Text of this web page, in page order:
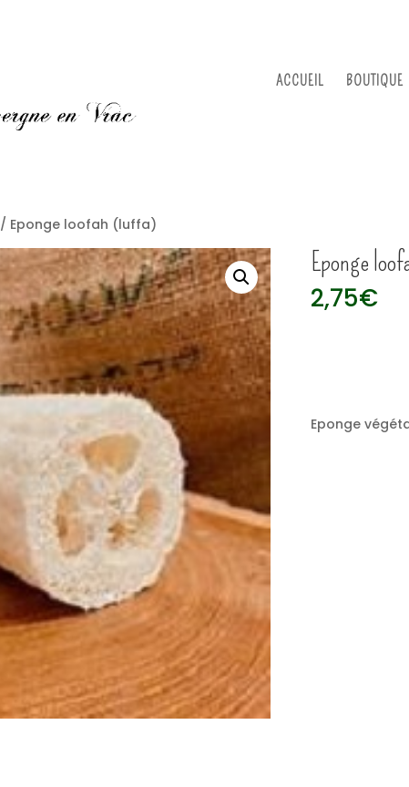
ACCUEIL BOUTIQUE
/ Eponge loofah (luffa)
Eponge
2,75€
Eponge